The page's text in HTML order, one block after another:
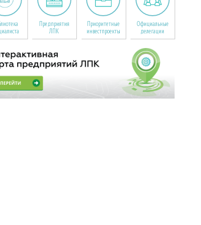
Предприятия
ЛПК
Приоритетные
инвестпроекты
Официальные
делегации